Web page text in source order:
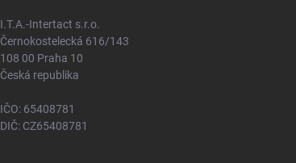
I.T.A.-Intertact s.r.o.
Černokostelecká 616/143
108 00 Praha 10
Česká republika
IČO: 65408781
DIČ: CZ65408781